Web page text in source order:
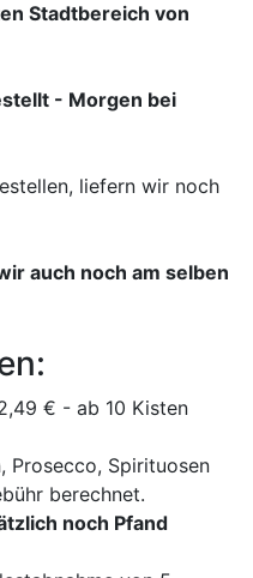
Stadtbereich von
- Morgen bei
liefern wir noch
auch noch am selben
€ - ab 10 Kisten
Prosecco, Spirituosen
berechnet.
noch Pfand